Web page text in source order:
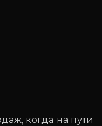
когда на пути